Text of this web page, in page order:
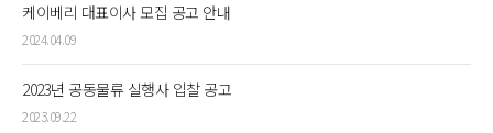
케이베리 대표이사 모집 공고 안내
2024.04.09
2023년 공동물류 실행사 입찰 공고
2023.09.22